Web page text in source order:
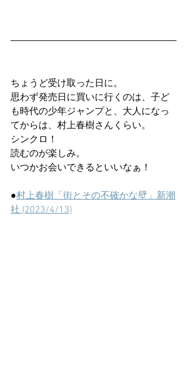
ちょうど受け取った日に。
思わず発売日に買いに行くのは、子ど
も時代の少年ジャンプと、大人になっ
てからは、村上春樹さんくらい。
シンクロ！
読むのが楽しみ。
いつかお会いできるといいなぁ！
●村上春樹「街とその不確かな壁」新潮
社 (2023/4/13)